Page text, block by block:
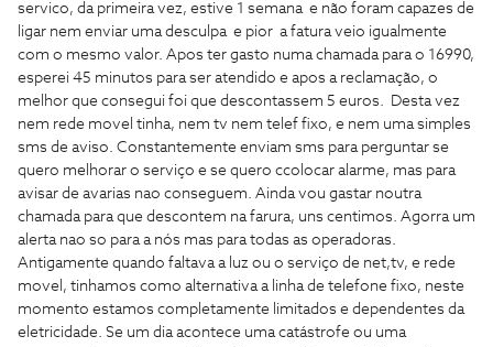
servico, da primeira vez, estive 1 semana e não foram capazes de
ligar nem enviar uma desculpa e pior a fatura veio igualmente
com o mesmo valor. Apos ter gasto numa chamada para o 16990,
esperei 45 minutos para ser atendido e apos a reclamação, o
melhor que consegui foi que descontassem 5 euros. Desta vez
nem rede movel tinha, nem tv nem telef fixo, e nem uma simples
sms de aviso. Constantemente enviam sms para perguntar se
quero melhorar o serviço e se quero ccolocar alarme, mas para
avisar de avarias nao conseguem. Ainda vou gastar noutra
chamada para que descontem na farura, uns centimos. Agorra um
alerta nao so para a nós mas para todas as operadoras.
Antigamente quando faltava a luz ou o serviço de net,tv, e rede
movel, tinhamos como alternativa a linha de telefone fixo, neste
momento estamos completamente limitados e dependentes da
eletricidade. Se um dia acontece uma catástrofe ou uma